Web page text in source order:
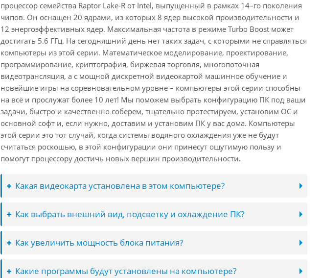
процессор семейства Raptor Lake-R от Intel, выпущенный в рамках 14–го поколения
чипов. Он оснащен 20 ядрами, из которых 8 ядер высокой производительности и
12 энергоэффективных ядер. Максимальная частота в режиме Turbo Boost может
достигать 5.6 ГГц. На сегодняшний день нет таких задач, с которыми не справляться
компьютеры из этой серии. Математическое моделирование, проектирование,
программирование, криптография, биржевая торговля, многопоточная
видеотрансляция, а с мощной дискретной видеокартой машинное обучение и
новейшие игры на соревновательном уровне – компьютеры этой серии способны
на всё и прослужат более 10 лет! Мы поможем выбрать конфигурацию ПК под ваши
задачи, быстро и качественно соберем, тщательно протестируем, установим ОС и
основной софт и, если нужно, доставим и установим ПК у вас дома. Компьютеры
этой серии это тот случай, когда системы водяного охлаждения уже не будут
считаться роскошью, в этой конфигурации они принесут ощутимую пользу и
помогут процессору достичь новых вершин производительности.
Какая видеокарта установлена в этом компьютере?
Как выбрать внешний вид, подсветку и охлаждение ПК?
Как увеличить мощность блока питания?
Какие программы будут установлены на компьютере?